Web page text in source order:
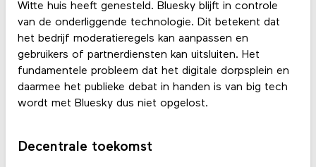
Witte huis heeft genesteld. Bluesky blijft in controle
van de onderliggende technologie. Dit betekent dat
het bedrijf moderatieregels kan aanpassen en
gebruikers of partnerdiensten kan uitsluiten. Het
fundamentele probleem dat het digitale dorpsplein en
daarmee het publieke debat in handen is van big tech
wordt met Bluesky dus niet opgelost.
Decentrale toekomst